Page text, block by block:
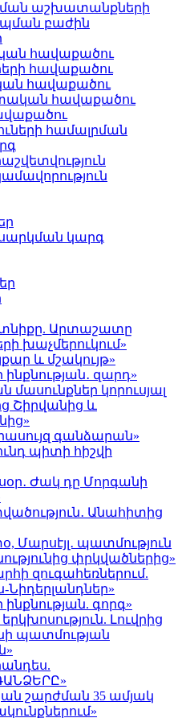
աշխատանքների
բաժին
հավաքածու
հավաքածու
հավաքածու
հավաքածու
համալրման
կարգ
Արտաշատը
խաչմերուկում»
և մշակույթ»
զարդ»
մասունքներ կորուսյալ
Շիրվանից և
գանձարան»
պիտի հիշվի
Ժակ դը Մորգանի
Անահիտից
Մարսէյլ․ պատմություն
փրկվածներից»
զուգահեռներում.
գորգ»
Լուվրից
պատմության
շարժման 35 ամյակ